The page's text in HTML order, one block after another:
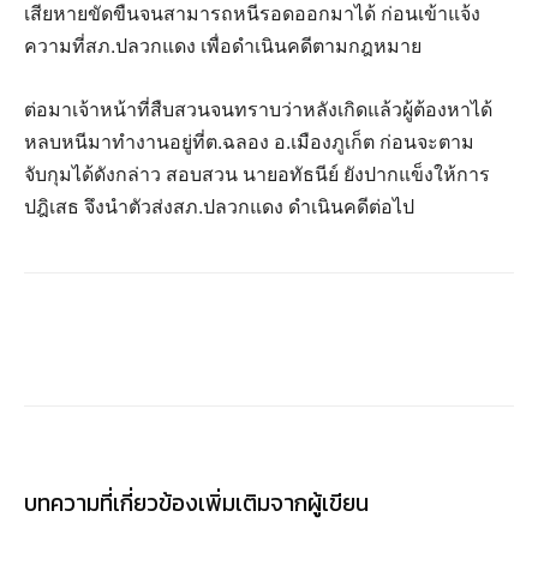
เสียหายขัดขืนจนสามารถหนีรอดออกมาได้ ก่อนเข้าแจ้ง
ความที่สภ.ปลวกแดง เพื่อดําเนินคดีตามกฎหมาย
ต่อมาเจ้าหน้าที่สืบสวนจนทราบว่าหลังเกิดแล้วผู้ต้องหาได้
หลบหนีมาทํางานอยู่ที่ต.ฉลอง อ.เมืองภูเก็ต ก่อนจะตาม
จับกุมได้ดังกล่าว สอบสวน นายอทัธนีย์ ยังปากแข็งให้การ
ปฎิเสธ จึงนำตัวส่งสภ.ปลวกแดง ดำเนินคดีต่อไป
บทความที่เกี่ยวข้องเพิ่มเติมจากผู้เขียน